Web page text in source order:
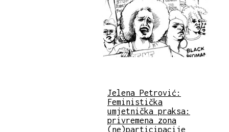
Jelena Petrović:
Feministička
umjetnička praksa:
privremena zona
(ne)participacije